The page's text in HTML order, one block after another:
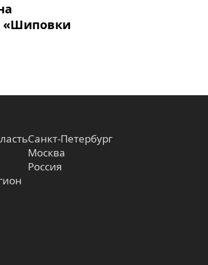
«Шиповки
Санкт-Петербург
Москва
Россия